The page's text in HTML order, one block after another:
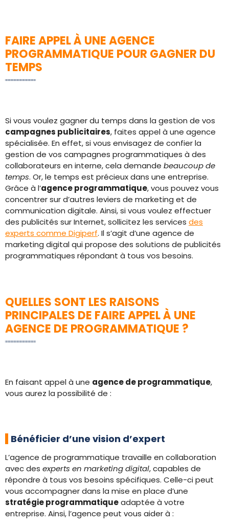
FAIRE APPEL À UNE AGENCE
PROGRAMMATIQUE POUR GAGNER DU
TEMPS
Si vous voulez gagner du temps dans la gestion de vos
campagnes publicitaires, faites appel à une agence
spécialisée. En effet, si vous envisagez de confier la
gestion de vos campagnes programmatiques à des
collaborateurs en interne, cela demande beaucoup de
temps. Or, le temps est précieux dans une entreprise.
Grâce à l’agence programmatique, vous pouvez vous
concentrer sur d’autres leviers de marketing et de
communication digitale. Ainsi, si vous voulez effectuer
des publicités sur Internet, sollicitez les services des
experts comme Digiperf. Il s’agit d’une agence de
marketing digital qui propose des solutions de publicités
programmatiques répondant à tous vos besoins.
QUELLES SONT LES RAISONS
PRINCIPALES DE FAIRE APPEL À UNE
AGENCE DE PROGRAMMATIQUE ?
En faisant appel à une agence de programmatique,
vous aurez la possibilité de :
Bénéficier d’une vision d’expert
L’agence de programmatique travaille en collaboration
avec des experts en marketing digital, capables de
répondre à tous vos besoins spécifiques. Celle-ci peut
vous accompagner dans la mise en place d’une
stratégie programmatiqueadaptée à votre
entreprise. Ainsi, l’agence peut vous aider à :